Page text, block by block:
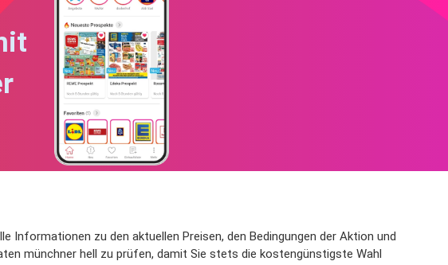
Informationen zu den aktuellen Preisen, den Bedingungen der Aktion und
münchner hell zu prüfen, damit Sie stets die kostengünstigste Wahl